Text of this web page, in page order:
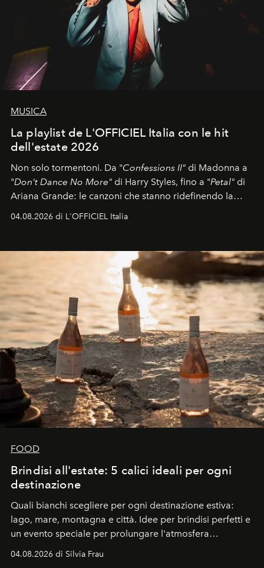
MUSICA
La playlist de L'OFFICIEL Italia con le hit
dell'estate 2026
Non solo tormentoni. Da "Confessions II" di Madonna a
"Don't Dance No More" di Harry Styles, fino a "Petal" di
Ariana Grande: le canzoni che stanno ridefinendo la
04.08.2026 di L'OFFICIEL Italia
FOOD
Brindisi all'estate: 5 calici ideali per ogni
destinazione
Quali bianchi scegliere per ogni destinazione estiva:
lago, mare, montagna e città. Idee per brindisi perfetti e
un evento speciale per prolungare l'atmosfera
04.08.2026 di Silvia Frau